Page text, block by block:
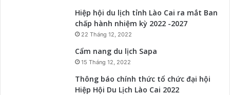
Hiệp hội du lịch tỉnh Lào Cai ra mắt Ban
chấp hành nhiệm kỳ 2022 -2027
22 Tháng 12, 2022
Cẩm nang du lịch Sapa
15 Tháng 12, 2022
Thông báo chính thức tổ chức đại hội
Hiệp Hội Du Lịch Lào Cai 2022